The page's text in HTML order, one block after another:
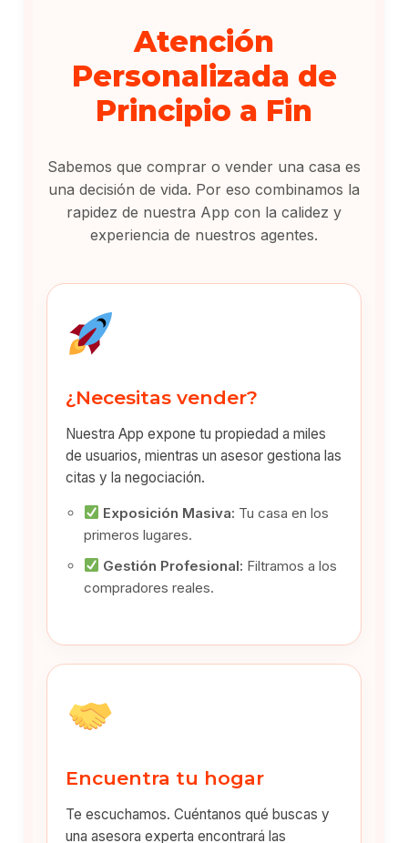
Atención
Personalizada de
Principio a Fin
Sabemos que comprar o vender una casa es
una decisión de vida. Por eso combinamos la
rapidez de nuestra App con la calidez y
experiencia de nuestros agentes.
¿Necesitas vender?
Nuestra App expone tu propiedad a miles
de usuarios, mientras un asesor gestiona las
citas y la negociación.
Exposición Masiva: Tu casa en los
primeros lugares.
Gestión Profesional: Filtramos a los
compradores reales.
Encuentra tu hogar
Te escuchamos. Cuéntanos qué buscas y
una asesora experta encontrará las